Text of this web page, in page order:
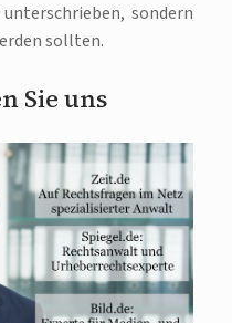
sondern
sollten.
Sie uns